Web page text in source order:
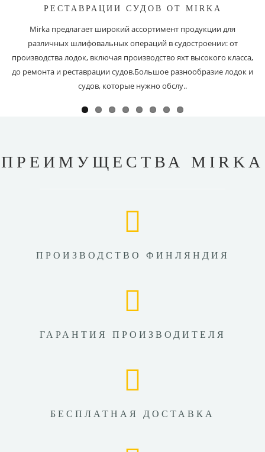
РЕСТАВРАЦИИ СУДОВ ОТ MIRKA
Mirka предлагает широкий ассортимент продукции для
различных шлифовальных операций в судостроении: от
производства лодок, включая производство яхт высокого класса,
до ремонта и реставрации судов.Большое разнообразие лодок и
судов, которые нужно обслу..
ПРЕИМУЩЕСТВА MIRKA
ПРОИЗВОДСТВО ФИНЛЯНДИЯ
ГАРАНТИЯ ПРОИЗВОДИТЕЛЯ
БЕСПЛАТНАЯ ДОСТАВКА